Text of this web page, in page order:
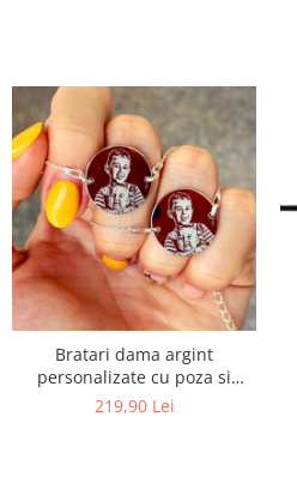
Bratari dama argint
personalizate cu poza si
banut 19 mm.
219,90 Lei